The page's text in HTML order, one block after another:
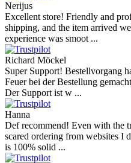
Nerijus
Excellent store! Friendly and
shipping, and the item arrived
experience was smoot ...
Richard Möckel
Super Support! Bestellvorgang
Feuer bei der Bestellung
Der Support ist w ...
Hanna
Def recommend! Even with the
scared ordering from websites I
is 100% solid ...